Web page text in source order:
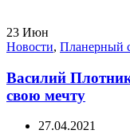
23 Июн
Новости, Планерный
Василий
свою мечту
27.04.2021